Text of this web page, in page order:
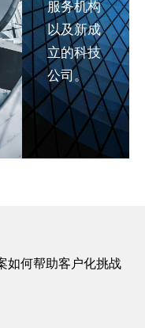
服务机构
以及新成
立的科技
公司。
如何帮助客户化挑战